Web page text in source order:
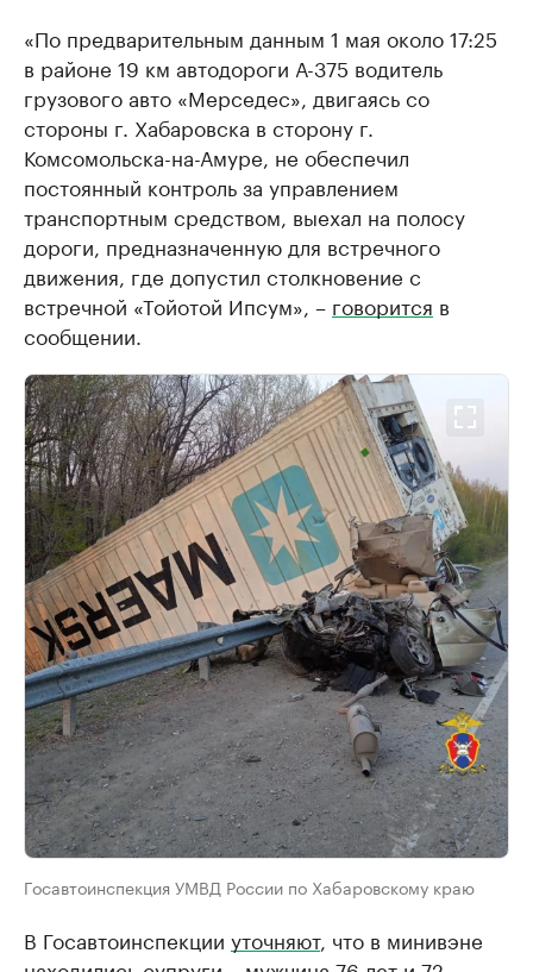
«По предварительным данным 1 мая около 17:25
в районе 19 км автодороги А-375 водитель
грузового авто «Мерседес», двигаясь со
стороны г. Хабаровска в сторону г.
Комсомольска-на-Амуре, не обеспечил
постоянный контроль за управлением
транспортным средством, выехал на полосу
дороги, предназначенную для встречного
движения, где допустил столкновение с
встречной «Тойотой Ипсум», – говорится в
сообщении.
Госавтоинспекция УМВД России по Хабаровскому краю
В Госавтоинспекции уточняют, что в минивэне